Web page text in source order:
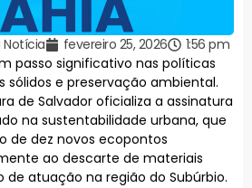
Notícia fevereiro 25, 2026
1:56 pm
passo significativo nas políticas
sólidos e preservação ambiental.
de Salvador oficializa a assinatura
na sustentabilidade urbana, que
de dez novos ecopontos
ao descarte de materiais
atuação na região do Subúrbio.